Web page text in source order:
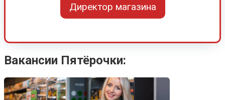
Директор магазина
Вакансии Пятёрочки: